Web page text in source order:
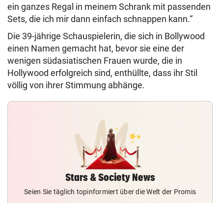
ein ganzes Regal in meinem Schrank mit passenden
Sets, die ich mir dann einfach schnappen kann.“
Die 39-jährige Schauspielerin, die sich in Bollywood
einen Namen gemacht hat, bevor sie eine der
wenigen südasiatischen Frauen wurde, die in
Hollywood erfolgreich sind, enthüllte, dass ihr Stil
völlig von ihrer Stimmung abhänge.
Stars & Society News
Seien Sie täglich topinformiert über die Welt der Promis